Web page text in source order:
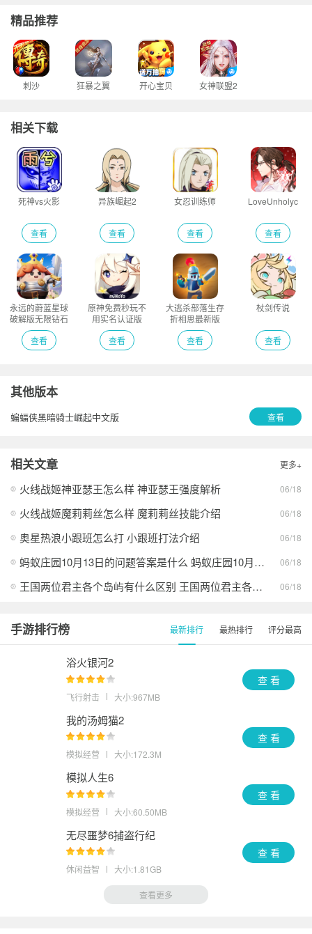
精品推荐
刺沙 狂暴之翼 开心宝贝 女神联盟2
相关下载
死神vs火影
查看
异族崛起2
查看
女忍训练师
查看
LoveUnholyc
查看
永远的蔚蓝星球
破解版无限钻石
版
查看
原神免费秒玩不
用实名认证版
查看
大逃杀部落生存
折相思最新版
查看
杖剑传说
查看
其他版本
蝙蝠侠黑暗骑士崛起中文版 查看
相关文章 更多+
火线战姬神亚瑟王怎么样 神亚瑟王强度解析 06/18
火线战姬魔莉莉丝怎么样 魔莉莉丝技能介绍 06/18
奥星热浪小跟班怎么打 小跟班打法介绍 06/18
蚂蚁庄园10月13日的问题答案是什么 蚂蚁庄园10月13日答案最新分享 06/18
王国两位君主各个岛屿有什么区别 王国两位君主各个岛屿的异同 06/18
手游排行榜 最新排行 最热排行 评分最高
浴火银河2
飞行射击 大小:967MB
查 看
我的汤姆猫2
模拟经营 大小:172.3M
查 看
模拟人生6
模拟经营 大小:60.50MB
查 看
无尽噩梦6捕盗行纪
休闲益智 大小:1.81GB
查 看
查看更多